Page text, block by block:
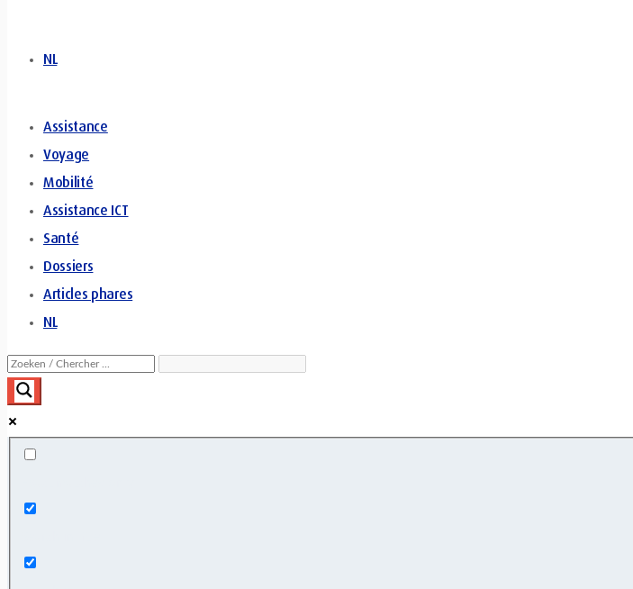
NL
Assistance
Voyage
Mobilité
Assistance ICT
Santé
Dossiers
Articles phares
NL